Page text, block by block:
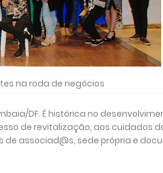
na roda de negócios
DF. É histórica no
de revitalização, aos cuidados
de associad@s, sede própria e